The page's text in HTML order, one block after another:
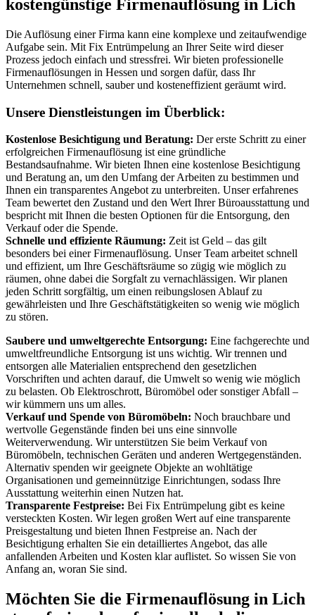
kostengünstige Firmenauflösung in Lich
Die Auflösung einer Firma kann eine komplexe und zeitaufwendige
Aufgabe sein. Mit Fix Entrümpelung an Ihrer Seite wird dieser
Prozess jedoch einfach und stressfrei. Wir bieten professionelle
Firmenauflösungen in Hessen und sorgen dafür, dass Ihr
Unternehmen schnell, sauber und kosteneffizient geräumt wird.
Unsere Dienstleistungen im Überblick:
Kostenlose Besichtigung und Beratung: Der erste Schritt zu einer
erfolgreichen Firmenauflösung ist eine gründliche
Bestandsaufnahme. Wir bieten Ihnen eine kostenlose Besichtigung
und Beratung an, um den Umfang der Arbeiten zu bestimmen und
Ihnen ein transparentes Angebot zu unterbreiten. Unser erfahrenes
Team bewertet den Zustand und den Wert Ihrer Büroausstattung und
bespricht mit Ihnen die besten Optionen für die Entsorgung, den
Verkauf oder die Spende.
Schnelle und effiziente Räumung: Zeit ist Geld – das gilt
besonders bei einer Firmenauflösung. Unser Team arbeitet schnell
und effizient, um Ihre Geschäftsräume so zügig wie möglich zu
räumen, ohne dabei die Sorgfalt zu vernachlässigen. Wir planen
jeden Schritt sorgfältig, um einen reibungslosen Ablauf zu
gewährleisten und Ihre Geschäftstätigkeiten so wenig wie möglich
zu stören.
Saubere und umweltgerechte Entsorgung: Eine fachgerechte und
umweltfreundliche Entsorgung ist uns wichtig. Wir trennen und
entsorgen alle Materialien entsprechend den gesetzlichen
Vorschriften und achten darauf, die Umwelt so wenig wie möglich
zu belasten. Ob Elektroschrott, Büromöbel oder sonstiger Abfall –
wir kümmern uns um alles.
Verkauf und Spende von Büromöbeln: Noch brauchbare und
wertvolle Gegenstände finden bei uns eine sinnvolle
Weiterverwendung. Wir unterstützen Sie beim Verkauf von
Büromöbeln, technischen Geräten und anderen Wertgegenständen.
Alternativ spenden wir geeignete Objekte an wohltätige
Organisationen und gemeinnützige Einrichtungen, sodass Ihre
Ausstattung weiterhin einen Nutzen hat.
Transparente Festpreise: Bei Fix Entrümpelung gibt es keine
versteckten Kosten. Wir legen großen Wert auf eine transparente
Preisgestaltung und bieten Ihnen Festpreise an. Nach der
Besichtigung erhalten Sie ein detailliertes Angebot, das alle
anfallenden Arbeiten und Kosten klar auflistet. So wissen Sie von
Anfang an, woran Sie sind.
Möchten Sie die Firmenauflösung in Lich